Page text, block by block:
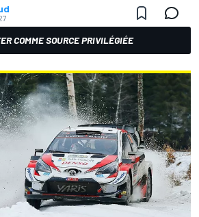
COMME SOURCE PRIVILÉGIÉE